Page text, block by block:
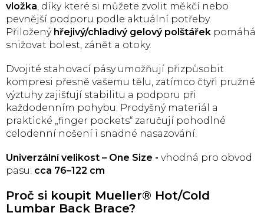
vložka, díky které si můžete zvolit měkčí nebo
pevnější podporu podle aktuální potřeby.
Přiložený hřejivý/chladivý gelový polštářek pomáhá
snižovat bolest, zánět a otoky.
Dvojité stahovací pásy umožňují přizpůsobit
kompresi přesně vašemu tělu, zatímco čtyři pružné
výztuhy zajišťují stabilitu a podporu při
každodenním pohybu. Prodyšný materiál a
praktické „finger pockets“ zaručují pohodlné
celodenní nošení i snadné nasazování.
Univerzální velikost – One Size - vhodná pro obvod
pasu: cca 76–122 cm
Proč si koupit Mueller® Hot/Cold
Lumbar Back Brace?